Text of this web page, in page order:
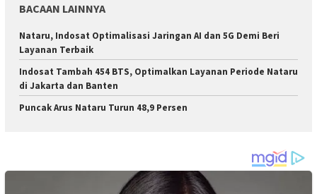
BACAAN LAINNYA
Nataru, Indosat Optimalisasi Jaringan AI dan 5G Demi Beri
Layanan Terbaik
Indosat Tambah 454 BTS, Optimalkan Layanan Periode Nataru
di Jakarta dan Banten
Puncak Arus Nataru Turun 48,9 Persen